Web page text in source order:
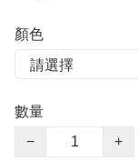
顏色
數量
−
+